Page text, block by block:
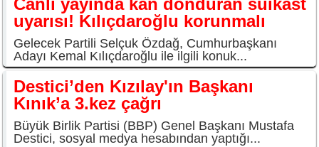
Canlı yayında kan donduran suikast
uyarısı! Kılıçdaroğlu korunmalı
Gelecek Partili Selçuk Özdağ, Cumhurbaşkanı
Adayı Kemal Kılıçdaroğlu ile ilgili konuk...
Destici’den Kızılay'ın Başkanı
Kınık’a 3.kez çağrı
Büyük Birlik Partisi (BBP) Genel Başkanı Mustafa
Destici, sosyal medya hesabından yaptığı...